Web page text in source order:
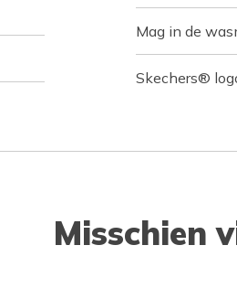
Mag in de
Skechers®
Misschien